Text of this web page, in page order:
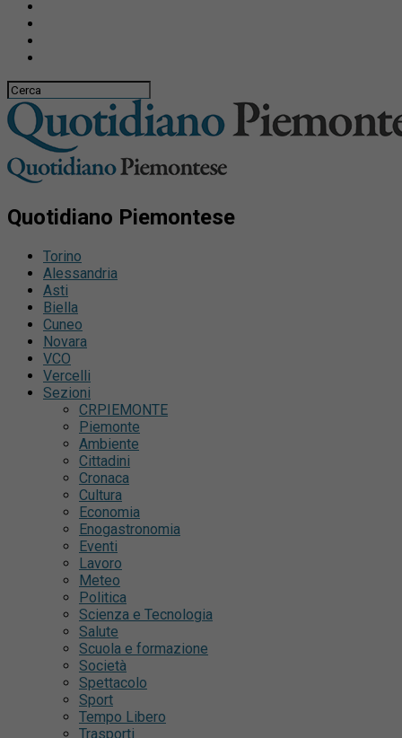
Quotidiano Piemontese
Torino
Alessandria
Asti
Biella
Cuneo
Novara
VCO
Vercelli
Sezioni
CRPIEMONTE
Piemonte
Ambiente
Cittadini
Cronaca
Cultura
Economia
Enogastronomia
Eventi
Lavoro
Meteo
Politica
Scienza e Tecnologia
Salute
Scuola e formazione
Società
Spettacolo
Sport
Tempo Libero
Trasporti